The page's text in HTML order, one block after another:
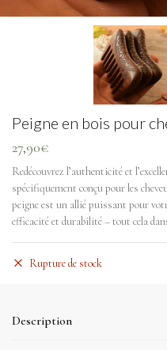
Peigne en bois pour
27,90€
Redécouvrez l’authenticité et
spécifiquement conçu pour les
peigne est un allié puissant pour
efficacité et durabilité – tout cela
Rupture de stock
Description